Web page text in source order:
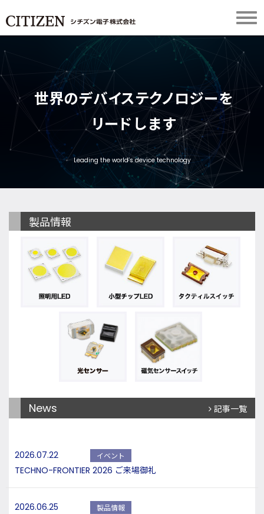
世界のデバイステクノロジーを
リード します
Leading the world’s device technology
製品情報
News 記事一覧
2026.07.22 イベント
TECHNO-FRONTIER 2026 ご来場御礼
2026.06.25 製品情報